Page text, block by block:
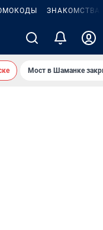
ЗНАКОМСТВА
Мост в Шаманке